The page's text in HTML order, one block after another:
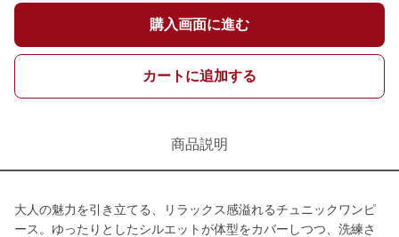
購入画面に進む
カートに追加する
商品説明
大人の魅力を引き立てる、リラックス感溢れるチュニックワンピ
ース。ゆったりとしたシルエットが体型をカバーしつつ、洗練さ